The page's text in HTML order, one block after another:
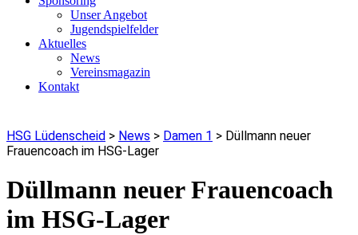
Unser Angebot
Jugendspielfelder
Aktuelles
News
Vereinsmagazin
Kontakt
HSG Lüdenscheid > News > Damen 1 > Düllmann neuer
Frauencoach im HSG-Lager
Düllmann neuer Frauencoach
im HSG-Lager